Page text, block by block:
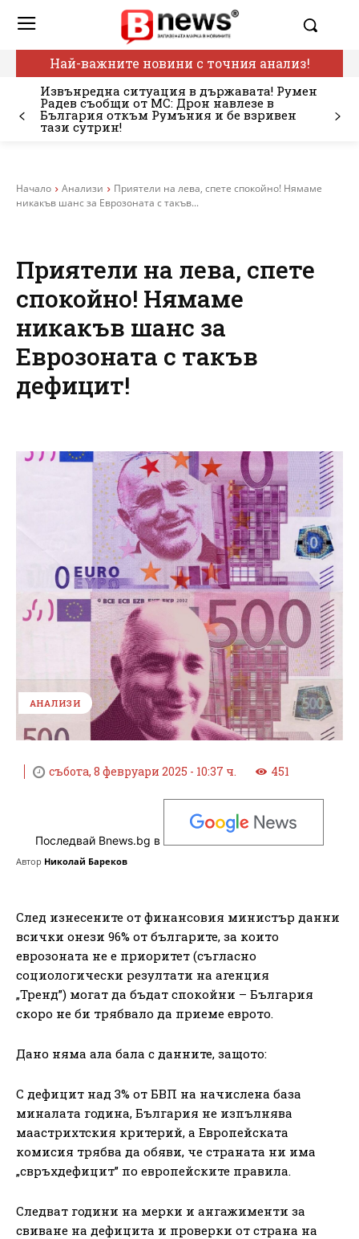
Най-важните новини с точния анализ!
Извънредна ситуация в държавата! Румен
Радев съобщи от МС: Дрон навлезе в
България откъм Румъния и бе взривен
тази сутрин!
Начало Анализи
Приятели на лева, спете спокойно! Нямаме
никакъв шанс за Еврозоната с такъв...
Приятели на лева, спете
спокойно! Нямаме
никакъв шанс за
Еврозоната с такъв
дефицит!
АНАЛИЗИ
събота, 8 февруари 2025 - 10:37 ч. 451
Последвай Bnews.bg в
Автор Николай Бареков
След изнесените от финансовия министър данни
всички онези 96% от българите, за които
еврозоната не е приоритет (съгласно
социологически резултати на агенция
„Тренд”) могат да бъдат спокойни – България
скоро не би трябвало да приеме еврото.
Дано няма ала бала с данните, защото:
С дефицит над 3% от БВП на начислена база
миналата година, България не изпълнява
маастрихтския критерий, а Европейската
комисия трябва да обяви, че страната ни има
„свръхдефицит” по европейските правила.
Следват години на мерки и ангажименти за
свиване на дефицита и проверки от страна на